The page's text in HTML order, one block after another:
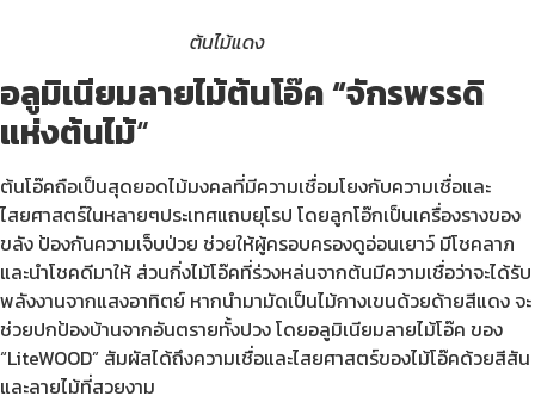
ต้นไม้แดง
อลูมิเนียมลายไม้ต้นโอ๊ค “จักรพรรดิ
แห่งต้นไม้“
ต้นโอ๊คถือเป็นสุดยอดไม้มงคลที่มีความเชื่อมโยงกับความเชื่อและ
ไสยศาสตร์ในหลายๆประเทศแถบยุโรป โดยลูกโอ๊กเป็นเครื่องรางของ
ขลัง ป้องกันความเจ็บป่วย ช่วยให้ผู้ครอบครองดูอ่อนเยาว์ มีโชคลาภ
และนำโชคดีมาให้ ส่วนกิ่งไม้โอ๊คที่ร่วงหล่นจากต้นมีความเชื่อว่าจะได้รับ
พลังงานจากแสงอาทิตย์ หากนำมามัดเป็นไม้กางเขนด้วยด้ายสีแดง จะ
ช่วยปกป้องบ้านจากอันตรายทั้งปวง โดยอลูมิเนียมลายไม้โอ๊ค ของ
“LiteWOOD” สัมผัสได้ถึงความเชื่อและไสยศาสตร์ของไม้โอ๊คด้วยสีสัน
และลายไม้ที่สวยงาม